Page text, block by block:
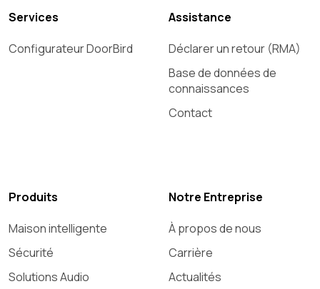
Services
Configurateur DoorBird
Assistance
Déclarer un retour (RMA)
Base de données de
connaissances
Contact
Produits
Maison intelligente
Sécurité
Solutions Audio
Notre Entreprise
À propos de nous
Carrière
Actualités